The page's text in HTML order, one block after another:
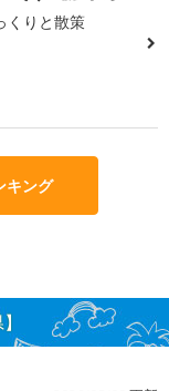
くりと散策
キング